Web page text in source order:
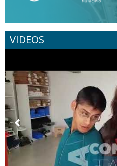
VIDEOS